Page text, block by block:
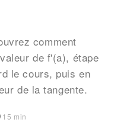
comment
de f'(a), étape
le cours, puis en
de la tangente.
15 min